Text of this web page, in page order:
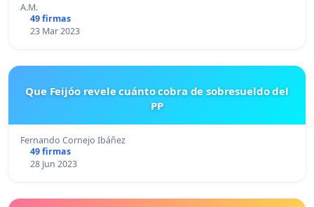
A.M.
49 firmas
23 Mar 2023
Que Feijóo revele cuánto cobra de sobresueldo del
PP
Fernando Cornejo Ibáñez
49 firmas
28 Jun 2023